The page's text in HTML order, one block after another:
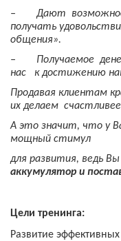
‒
Дают
получать
общения».
‒
Получаемое
нас к достижению
Продавая клиентам
их делаем
А это значит, что у
мощный стимул
для развития, ведь
аккумулятор и
Цели тренинга:
Развитие